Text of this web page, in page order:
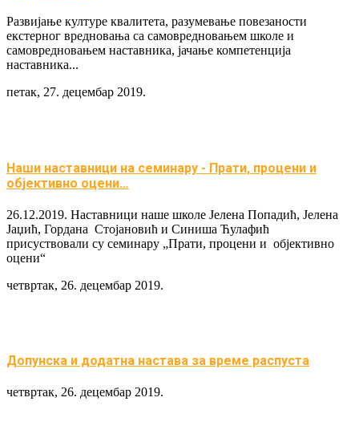
Развијање културе квалитета, разумевање повезаности
екстерног вредновања са самовредновањем школе и
самовредновањем наставника, јачање компетенција
наставника...
петак, 27. децембар 2019.
Наши наставници на семинару - Прати, процени и
објективно оцени…
26.12.2019. Наставници наше школе Јелена Попадић, Јелена
Јаџић, Гордана Стојановић и Синиша Ћулафић
присуствовали су семинару „Прати, процени и објективно
оцени“
четвртак, 26. децембар 2019.
Допунска и додатна настава за време распуста
четвртак, 26. децембар 2019.